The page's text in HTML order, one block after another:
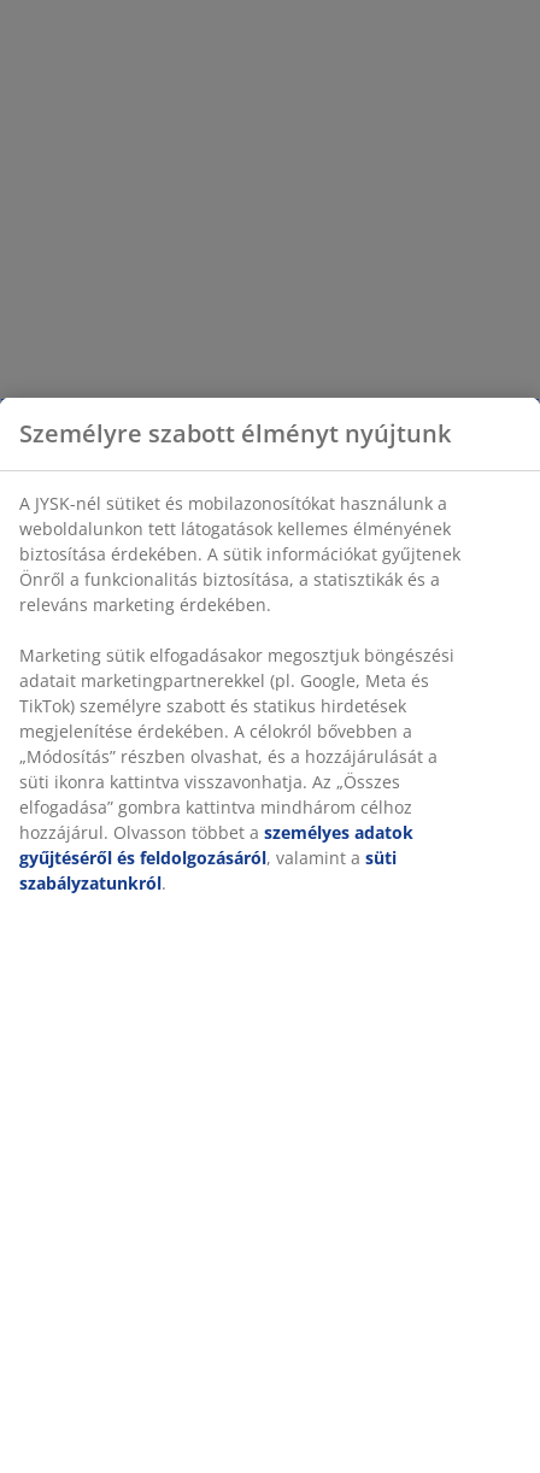
Személyre szabott élményt nyújtunk
A JYSK-nél sütiket és mobilazonosítókat használunk a
weboldalunkon tett látogatások kellemes élményének
biztosítása érdekében. A sütik információkat gyűjtenek
Önről a funkcionalitás biztosítása, a statisztikák és a
releváns marketing érdekében.
Marketing sütik elfogadásakor megosztjuk böngészési
adatait marketingpartnerekkel (pl. Google, Meta és
TikTok) személyre szabott és statikus hirdetések
megjelenítése érdekében. A célokról bővebben a
„Módosítás” részben olvashat, és a hozzájárulását a
süti ikonra kattintva visszavonhatja. Az „Összes
elfogadása” gombra kattintva mindhárom célhoz
hozzájárul. Olvasson többet a személyes adatok
gyűjtéséről és feldolgozásáról, valamint a süti
szabályzatunkról.